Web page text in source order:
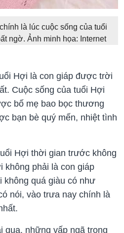
là lúc cuộc sống của tuổi
ngờ. Ảnh minh họa: Internet
Hợi là con giáp được trời
Cuộc sống của tuổi Hợi
bố mẹ bao bọc thương
bạn bè quý mến, nhiệt tình
Hợi thời gian trước không
không phải là con giáp
không quá giàu có như
nói, vào trưa nay chính là
qua, những vấp ngã trong